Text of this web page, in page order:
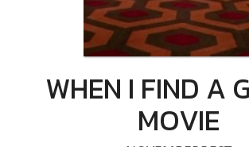
WHEN I FIND A
MOVIE